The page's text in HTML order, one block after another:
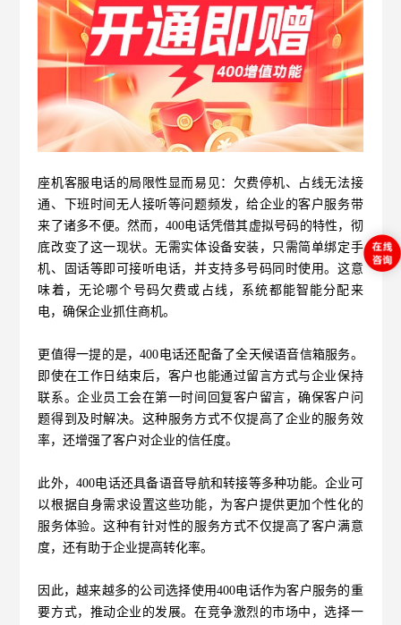
座机客服电话的局限性显而易见：欠费停机、占线无法接
通、下班时间无人接听等问题频发，给企业的客户服务带
来了诸多不便。然而，400电话凭借其虚拟号码的特性，彻
底改变了这一现状。无需实体设备安装，只需简单绑定手
机、固话等即可接听电话，并支持多号码同时使用。这意
味着，无论哪个号码欠费或占线，系统都能智能分配来
电，确保企业抓住商机。
更值得一提的是，400电话还配备了全天候语音信箱服务。
即使在工作日结束后，客户也能通过留言方式与企业保持
联系。企业员工会在第一时间回复客户留言，确保客户问
题得到及时解决。这种服务方式不仅提高了企业的服务效
率，还增强了客户对企业的信任度。
此外，400电话还具备语音导航和转接等多种功能。企业可
以根据自身需求设置这些功能，为客户提供更加个性化的
服务体验。这种有针对性的服务方式不仅提高了客户满意
度，还有助于企业提高转化率。
因此，越来越多的公司选择使用400电话作为客户服务的重
要方式，推动企业的发展。在竞争激烈的市场中，选择一